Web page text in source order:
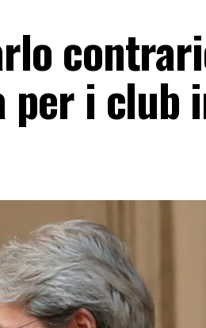
per i club